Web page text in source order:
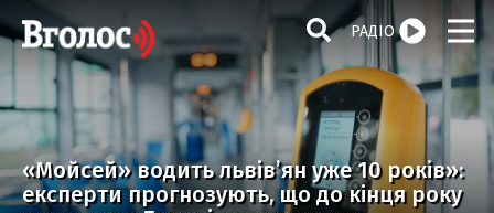
РАДІО
«Мойсей» водить львів’ян уже 10 років»:
експерти прогнозують, що до кінця року